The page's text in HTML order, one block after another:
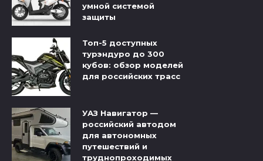
умной системой
защиты
Топ-5 доступных
турэндуро до 300
кубов: обзор моделей
для российских трасс
УАЗ Навигатор —
российский автодом
для автономных
путешествий и
труднопроходимых